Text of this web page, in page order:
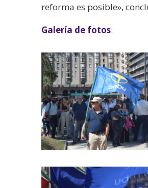
reforma es posible»,
Galería de fotos: